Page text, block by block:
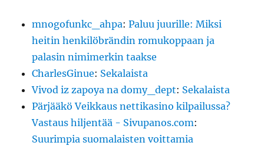
mnogofunkc_ahpa:Paluu juurille: Miksi
heitin henkilöbrändin romukoppaan ja
palasin nimimerkin taakse
CharlesGinue: Sekalaista
Vivod iz zapoya na domy_dept: Sekalaista
Pärjääkö Veikkaus nettikasino kilpailussa?
Vastaus hiljentää - Sivupanos.com:
Suurimpia suomalaisten voittamia